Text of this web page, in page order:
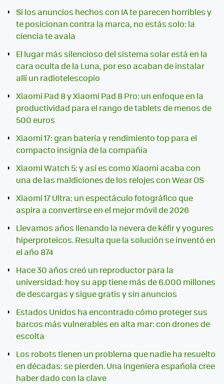
Si los anuncios hechos con IA te parecen horribles y
te posicionan contra la marca, no estás solo: la
ciencia te avala
El lugar más silencioso del sistema solar está en la
cara oculta de la Luna, por eso acaban de instalar
allí un radiotelescopio
Xiaomi Pad 8 y Xiaomi Pad 8 Pro: un enfoque en la
productividad para el rango de tablets de menos de
500 euros
Xiaomi 17: gran batería y rendimiento top para el
compacto insignia de la compañía
Xiaomi Watch 5: y así es como Xiaomi acaba con
una de las maldiciones de los relojes con Wear OS
Xiaomi 17 Ultra: un espectáculo fotográfico que
aspira a convertirse en el mejor móvil de 2026
Llevamos años llenando la nevera de kéfir y yogures
hiperproteicos. Resulta que la solución se inventó en
el año 874
Hace 30 años creó un reproductor para la
universidad: hoy su app tiene más de 6.000 millones
de descargas y sigue gratis y sin anuncios
Estados Unidos ha encontrado cómo proteger sus
barcos más vulnerables en alta mar: con drones de
escolta
Los robots tienen un problema que nadie ha resuelto
en décadas: se pierden. Una ingeniera española cree
haber dado con la clave